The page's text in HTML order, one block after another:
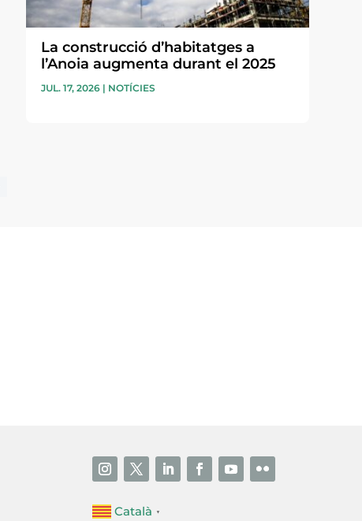
La construcció d’habitatges a
l’Anoia augmenta durant el 2025
JUL. 17, 2026| NOTÍCIES
Català ▼